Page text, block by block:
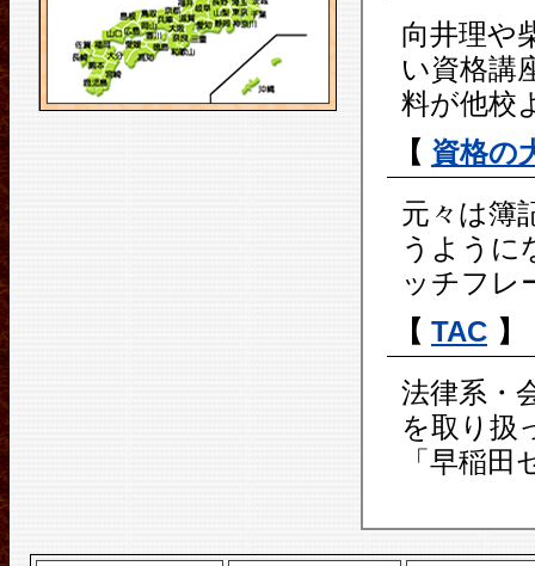
向井理や
い資格講
料が他校
【 資格の
元々は簿
うように
ッチフレ
【 TAC 】
法律系・
を取り扱
「早稲